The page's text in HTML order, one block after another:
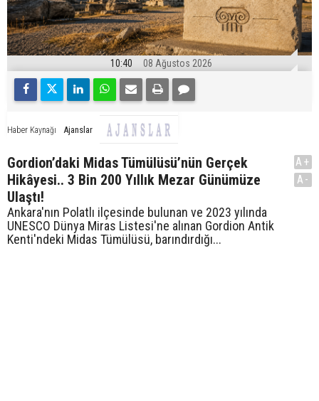
10:40 08 Ağustos 2026
Haber Kaynağı Ajanslar
Gordion’daki Midas Tümülüsü’nün Gerçek
Hikâyesi.. 3 Bin 200 Yıllık Mezar Günümüze
Ulaştı!
Ankara'nın Polatlı ilçesinde bulunan ve 2023 yılında
UNESCO Dünya Miras Listesi'ne alınan Gordion Antik
Kenti'ndeki Midas Tümülüsü, barındırdığı...
A+
A-